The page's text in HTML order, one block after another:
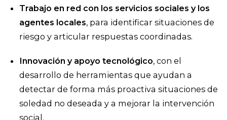
Trabajo en red con los servicios sociales y los
agentes locales, para identificar situaciones de
riesgo y articular respuestas coordinadas.
Innovación y apoyo tecnológico, con el
desarrollo de herramientas que ayudan a
detectar de forma más proactiva situaciones de
soledad no deseada y a mejorar la intervención
social.